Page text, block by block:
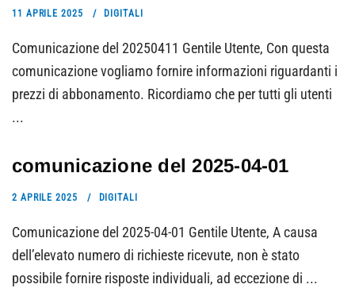
11 APRILE 2025 DIGITALI
Comunicazione del 20250411 Gentile Utente, Con questa
comunicazione vogliamo fornire informazioni riguardanti i
prezzi di abbonamento. Ricordiamo che per tutti gli utenti
...
comunicazione del 2025-04-01
2 APRILE 2025 DIGITALI
Comunicazione del 2025-04-01 Gentile Utente, A causa
dell’elevato numero di richieste ricevute, non è stato
possibile fornire risposte individuali, ad eccezione di ...